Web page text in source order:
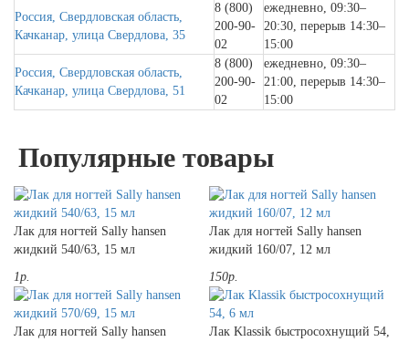
Россия, Свердловская область,
Качканар, улица Свердлова, 35
8 (800)
200-90-
02
ежедневно, 09:30–
20:30, перерыв 14:30–
15:00
Россия, Свердловская область,
Качканар, улица Свердлова, 51
8 (800)
200-90-
02
ежедневно, 09:30–
21:00, перерыв 14:30–
15:00
Популярные товары
Лак для ногтей Sally hansen
жидкий 540/63, 15 мл
1р.
Лак для ногтей Sally hansen
жидкий 160/07, 12 мл
150р.
Лак для ногтей Sally hansen
Лак Klassik быстросохнущий 54,